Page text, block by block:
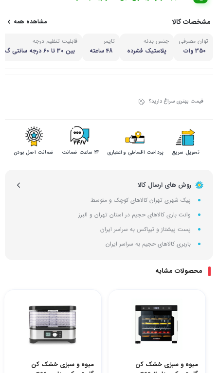
مشخصات کالا مشاهده همه
توان مصرفی
350 وات
جنس بدنه
پلاستیک فشرده
تایمر
48 ساعته
قابلیت تنظیم درجه
بین 30 تا 60 درجه سانتی گ
قیمت بهتری سراغ دارید؟
تحویل سریع پرداخت اقساطی و اعتباری ۲۴ ساعت ضمانت ضمانت اصل بودن
روش های ارسال کالا
پیک شهری تهران کالاهای کوچک و متوسط
وانت باری کالاهای حجیم در استان تهران و البرز
پست پیشتاز و تیپاکس به سراسر ایران
باربری کالاهای حجیم به سراسر ایران
محصولات مشابه
میوه و سبزی خشک کن
میوه و سبزی خشک کن